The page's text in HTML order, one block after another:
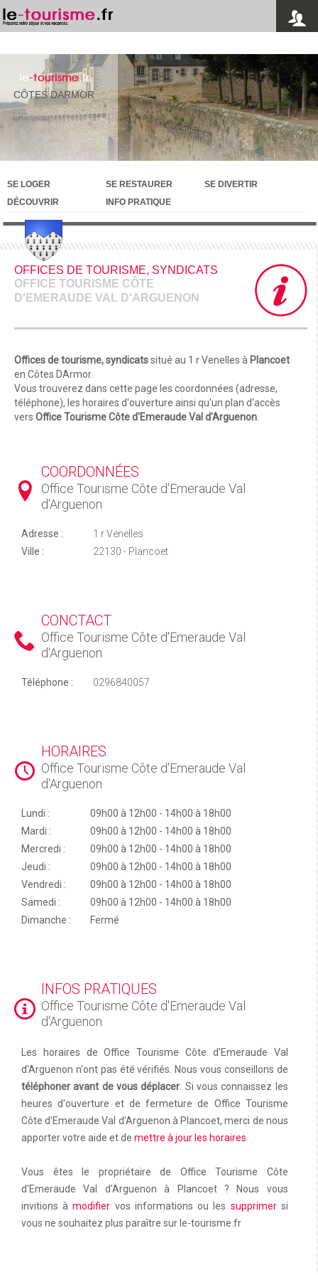
le-tourisme.fr
CÔTES DARMOR
SE LOGER SE RESTAURER
SE DIVERTIR
DÉCOUVRIR
INFO PRATIQUE
OFFICES DE TOURISME, SYNDICATS
OFFICE TOURISME CÔTE
D'EMERAUDE VAL D'ARGUENON
Offices de tourisme, syndicatssitué au 1 r Venelles à Plancoet
en Côtes DArmor.
Vous trouverez dans cette page les coordonnées (adresse,
téléphone), les horaires d'ouverture ainsi qu'un plan d'accès
vers Office Tourisme Côte d'Emeraude Val d'Arguenon.
COORDONNÉES
Office Tourisme Côte d'Emeraude Val
d'Arguenon
Adresse :
1 r Venelles
Ville :
22130 - Plancoet
CONCTACT
Office Tourisme Côte d'Emeraude Val
d'Arguenon
Téléphone : 0296840057
HORAIRES
Office Tourisme Côte d'Emeraude Val
d'Arguenon
Lundi :
09h00 à 12h00 - 14h00 à 18h00
Mardi :
09h00 à 12h00 - 14h00 à 18h00
Mercredi :
09h00 à 12h00 - 14h00 à 18h00
Jeudi :
09h00 à 12h00 - 14h00 à 18h00
Vendredi :
09h00 à 12h00 - 14h00 à 18h00
Samedi :
09h00 à 12h00 - 14h00 à 18h00
Dimanche :
Fermé
INFOS PRATIQUES
Office Tourisme Côte d'Emeraude Val
d'Arguenon
Les horaires de Office Tourisme Côte d'Emeraude Val
d'Arguenon n'ont pas été vérifiés. Nous vous conseillons de
téléphoner avant de vous déplacer. Si vous connaissez les
heures d'ouverture et de fermeture de Office Tourisme
Côte d'Emeraude Val d'Arguenon à Plancoet, merci de nous
apporter votre aide et de mettre à jour les horaires.
Vous êtes le propriétaire de Office Tourisme Côte
d'Emeraude Val d'Arguenon à Plancoet ? Nous vous
invitions àmodifier vos informations ou les supprimersi
vous ne souhaitez plus paraître sur le-tourisme.fr